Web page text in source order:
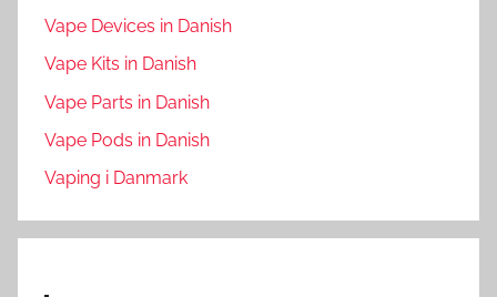
Vape Devices in Danish
Vape Kits in Danish
Vape Parts in Danish
Vape Pods in Danish
Vaping i Danmark